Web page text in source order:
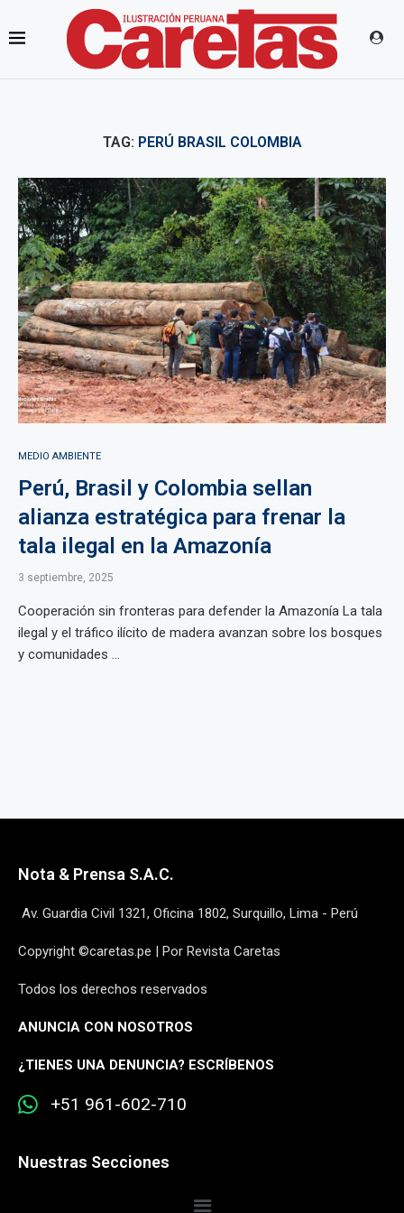
TAG: PERÚ BRASIL COLOMBIA
MEDIO AMBIENTE
Perú, Brasil y Colombia sellan
alianza estratégica para frenar la
tala ilegal en la Amazonía
3 septiembre, 2025
Cooperación sin fronteras para defender la Amazonía La tala
ilegal y el tráfico ilícito de madera avanzan sobre los bosques
y comunidades ...
Nota & Prensa S.A.C.
Av. Guardia Civil 1321, Oficina 1802, Surquillo, Lima - Perú
Copyright ©caretas.pe | Por Revista Caretas
Todos los derechos reservados
ANUNCIA CON NOSOTROS
¿TIENES UNA DENUNCIA? ESCRÍBENOS
+51 961-602-710
Nuestras Secciones